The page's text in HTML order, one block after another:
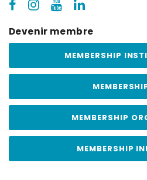
Devenir membre
MEMBERSHIP
MEMBERSHIP
MEMBERSHIP